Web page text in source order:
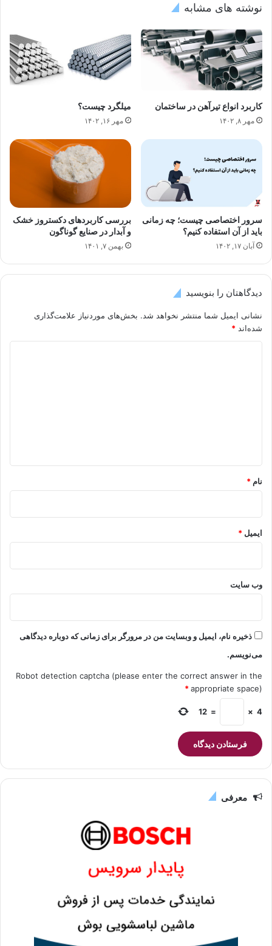
نوشته های مشابه
کاربرد انواع تیرآهن در ساختمان
مهر ۸, ۱۴۰۲
میلگرد چیست؟
مهر ۱۶, ۱۴۰۲
سرور اختصاصی چیست؛ چه زمانی
باید از آن استفاده کنیم؟
آبان ۱۷, ۱۴۰۲
بررسی کاربردهای دکستروز خشک
و آبدار در صنایع گوناگون
بهمن ۷, ۱۴۰۱
دیدگاهتان را بنویسید
نشانی ایمیل شما منتشر نخواهد شد. بخش‌های موردنیاز علامت‌گذاری
شده‌اند *
نام *
ایمیل *
وب‌ سایت
ذخیره نام، ایمیل و وبسایت من در مرورگر برای زمانی که دوباره دیدگاهی
می‌نویسم.
Robot detection captcha (please enter the correct answer in the
appropriate space)
*
4
×
=
12
معرفی